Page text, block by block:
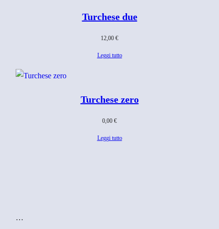
Turchese due
12,00 €
Leggi tutto
Turchese zero
0,00 €
Leggi tutto
…